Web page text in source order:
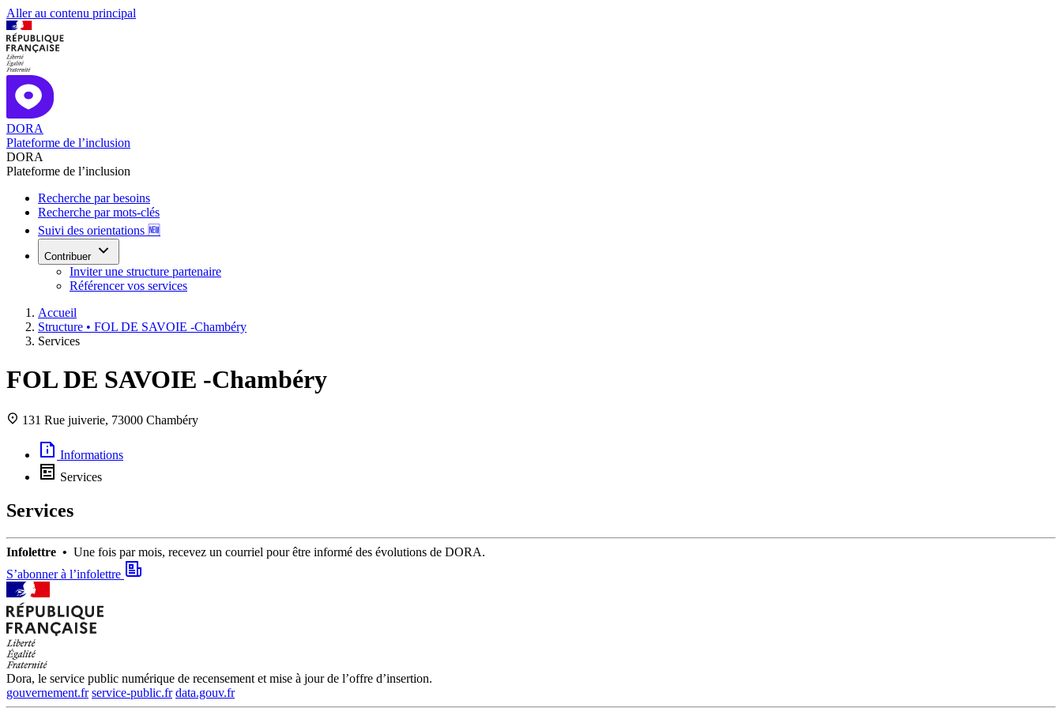
Aller au contenu principal
DORA
Plateforme de l’inclusion
DORA
Plateforme de l’inclusion
Recherche par besoins
Recherche par mots-clés
Suivi des orientations 🆕
Contribuer
Inviter une structure partenaire
Référencer vos services
Accueil
Structure • FOL DE SAVOIE -Chambéry
Services
FOL DE SAVOIE -Chambéry
131 Rue juiverie, 73000 Chambéry
Informations
Services
Services
Infolettre • Une fois par mois, recevez un courriel pour être informé des évolutions de DORA.
S’abonner à l’infolettre
Dora, le service public numérique de recensement et mise à jour de l’offre d’insertion.
gouvernement.fr service-public.fr data.gouv.fr